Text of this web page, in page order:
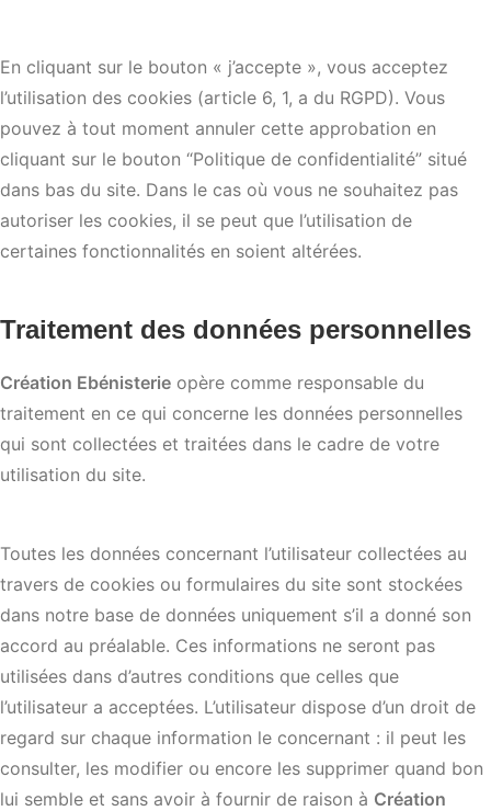
En cliquant sur le bouton « j’accepte », vous acceptez
l’utilisation des cookies (article 6, 1, a du RGPD). Vous
pouvez à tout moment annuler cette approbation en
cliquant sur le bouton “Politique de confidentialité” situé
dans bas du site. Dans le cas où vous ne souhaitez pas
autoriser les cookies, il se peut que l’utilisation de
certaines fonctionnalités en soient altérées.
Traitement des données personnelles
Création Ebénisterie opère comme responsable du
traitement en ce qui concerne les données personnelles
qui sont collectées et traitées dans le cadre de votre
utilisation du site.
Toutes les données concernant l’utilisateur collectées au
travers de cookies ou formulaires du site sont stockées
dans notre base de données uniquement s’il a donné son
accord au préalable. Ces informations ne seront pas
utilisées dans d’autres conditions que celles que
l’utilisateur a acceptées. L’utilisateur dispose d’un droit de
regard sur chaque information le concernant : il peut les
consulter, les modifier ou encore les supprimer quand bon
lui semble et sans avoir à fournir de raison à Création